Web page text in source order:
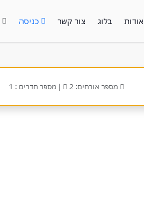
אודות בלוג צור קשר כניסה
מספר אורחים: 2 | מספר חדרים : 1